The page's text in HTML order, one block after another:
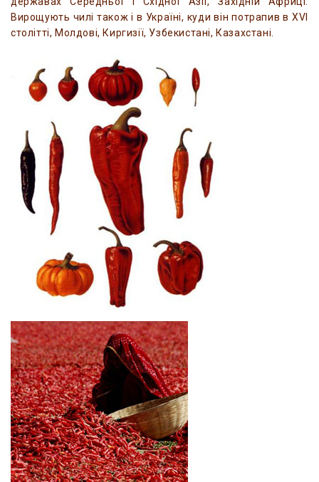
Вирощують чилі також і в Україні, куди він потрапив в XVI
столітті, Молдові, Киргизії, Узбекистані, Казахстані.